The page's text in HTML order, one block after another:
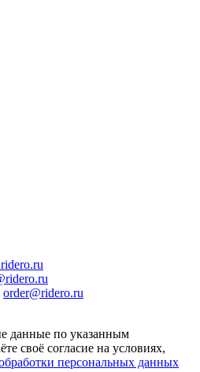
order@ridero.ru
данные по указанным
своё согласие на условиях,
персональных данных